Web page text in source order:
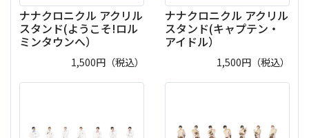
ナナクロニクル アクリル
スタンド(ようこそ!ロル
ミンタウンへ）
1,500円（税込）
ナナクロニクル アクリル
スタンド(キャプテン・
アイドル）
1,500円（税込）